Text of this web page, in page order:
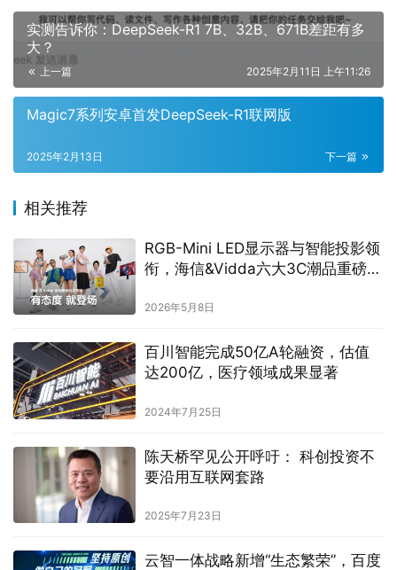
实测告诉你：DeepSeek-R1 7B、32B、671B差距有多
大？
上一篇 2025年2月11日 上午11:26
Magic7系列安卓首发DeepSeek-R1联网版
下一篇
2025年2月13日
相关推荐
RGB-Mini LED显示器与智能投影领
衔，海信&Vidda六大3C潮品重磅发
2026年5月8日
百川智能完成50亿A轮融资，估值
达200亿，医疗领域成果显著
2024年7月25日
陈天桥罕见公开呼吁： 科创投资不
要沿用互联网套路
2025年7月23日
云智一体战略新增“生态繁荣”，百度